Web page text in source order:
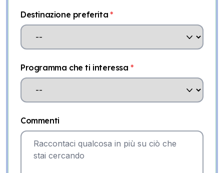
Destinazione preferita *
Programma che ti interessa *
Commenti